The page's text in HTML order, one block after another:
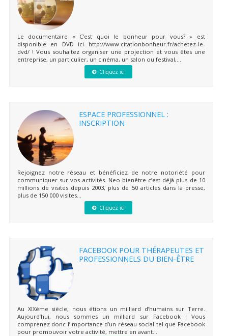
Le documentaire « C’est quoi le bonheur pour vous? » est
disponible en DVD ici http://www.citationbonheur.fr/achetez-le-
dvd/ ! Vous souhaitez organiser une projection et vous êtes une
entreprise, un particulier, un cinéma, un salon ou festival,...
Cliquez ici
ESPACE PROFESSIONNEL :
INSCRIPTION
Rejoignez notre réseau et bénéficiez de notre notoriété pour
communiquer sur vos activités. Neo-bienêtre c’est déjà plus de 10
millions de visites depuis 2003, plus de 50 articles dans la presse,
plus de 150 000 visites...
Cliquez ici
FACEBOOK POUR THÉRAPEUTES ET
PROFESSIONNELS DU BIEN-ÊTRE
Au XIXème siècle, nous étions un milliard d’humains sur Terre.
Aujourd’hui, nous sommes un milliard sur Facebook ! Vous
comprenez donc l’importance d’un réseau social tel que Facebook
pour promouvoir votre activité, mettre en avant...